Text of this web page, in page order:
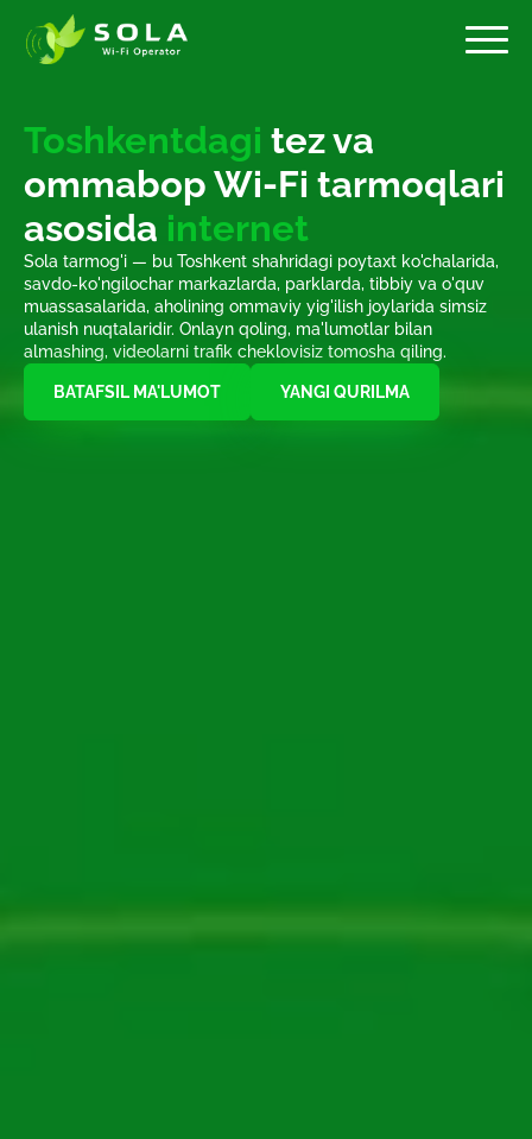
Toshkentdagi tez va
ommabop Wi-Fi tarmoqlari
asosida internet
Sola tarmog'i — bu Toshkent shahridagi poytaxt ko'chalarida,
savdo-ko'ngilochar markazlarda, parklarda, tibbiy va o'quv
muassasalarida, aholining ommaviy yig'ilish joylarida simsiz
ulanish nuqtalaridir. Onlayn qoling, ma'lumotlar bilan
almashing, videolarni trafik cheklovisiz tomosha qiling.
BATAFSIL MA'LUMOT YANGI QURILMA